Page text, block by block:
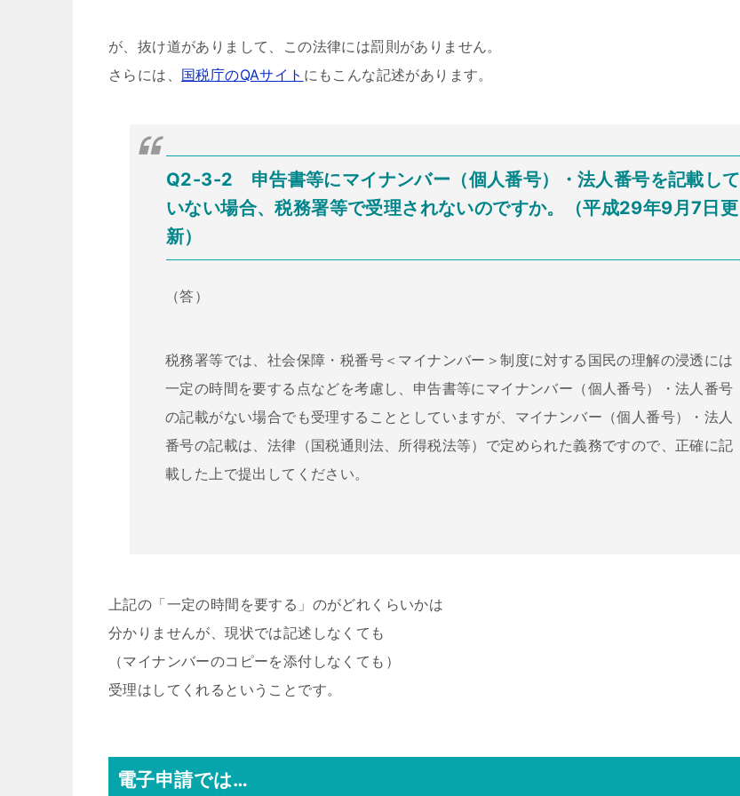
が、抜け道がありまして、この法律には罰則がありません。
さらには、 国税庁のQAサイト にもこんな記述があります。
Q2-3-2 申告書等にマイナンバー（個人番号）・法人番号を記載して
いない場合、税務署等で受理されないのですか。（平成29年9月7日更
新）
（答）
税務署等では、社会保障・税番号＜マイナンバー＞制度に対する国民の理解の浸透には
一定の時間を要する点などを考慮し、申告書等にマイナンバー（個人番号）・法人番号
の記載がない場合でも受理することとしていますが、マイナンバー（個人番号）・法人
番号の記載は、法律（国税通則法、所得税法等）で定められた義務ですので、正確に記
載した上で提出してください。
上記の「一定の時間を要する」のがどれくらいかは
分かりませんが、現状では記述しなくても
（マイナンバーのコピーを添付しなくても）
受理はしてくれるということです。
電子申請では…